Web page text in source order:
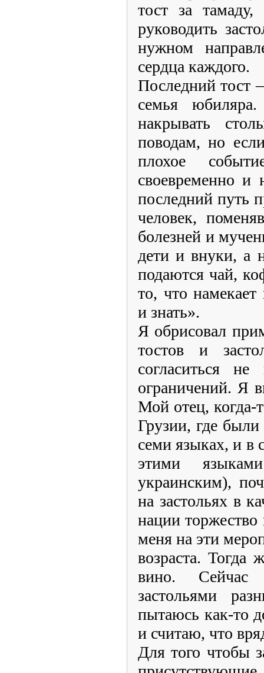
тост за
руководить
нужном
сердца каждого.
Последний тост
семья
накрывать
поводам, но
плохое
своевременно и
последний путь
человек,
болезней и
дети и внуки, а
подаются чай,
то, что
и знать».
Я обрисовал
тостов и
согласиться
ограничений. Я
Мой отец, когда-
Грузии, где
семи языках, и в
этими
украинским),
на застольях в
нации
меня на эти
возраста. Тогда
вино.
застольями
пытаюсь как-то
и считаю, что
Для того чтобы